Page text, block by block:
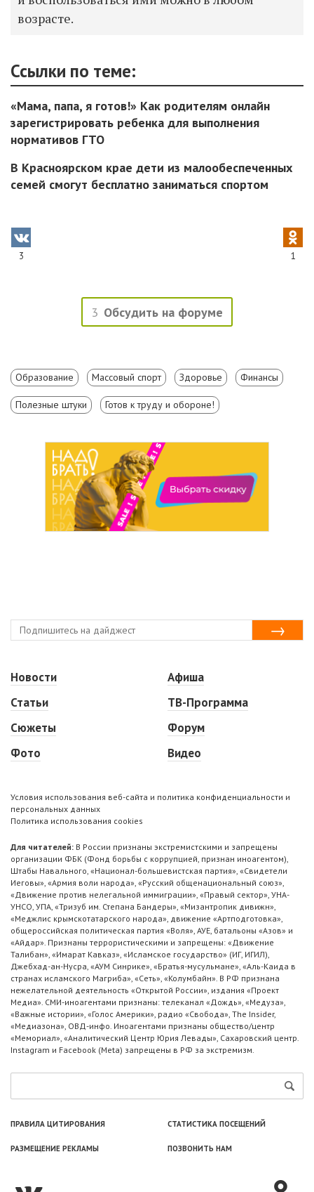
возрасте.
Ссылки по теме:
«Мама, папа, я готов!» Как родителям онлайн
зарегистрировать ребенка для выполнения
нормативов ГТО
В Красноярском крае дети из малообеспеченных
семей смогут бесплатно заниматься спортом
3 1
3 Обсудить на форуме
Образование Массовый спорт Здоровье Финансы
Полезные штуки Готов к труду и обороне!
Новости
Статьи
Сюжеты
Фото
Афиша
ТВ-Программа
Форум
Видео
Условия использования веб-сайта и политика конфиденциальности и
персональных данных
Политика использования cookies
Для читателей: В России признаны экстремистскими и запрещены
организации ФБК (Фонд борьбы с коррупцией, признан иноагентом),
Штабы Навального, «Национал-большевистская партия», «Свидетели
Иеговы», «Армия воли народа», «Русский общенациональный союз»,
«Движение против нелегальной иммиграции», «Правый сектор», УНА-
УНСО, УПА, «Тризуб им. Степана Бандеры», «Мизантропик дивижн»,
«Меджлис крымскотатарского народа», движение «Артподготовка»,
общероссийская политическая партия «Воля», АУЕ, батальоны «Азов» и
«Айдар». Признаны террористическими и запрещены: «Движение
Талибан», «Имарат Кавказ», «Исламское государство» (ИГ, ИГИЛ),
Джебхад-ан-Нусра, «АУМ Синрике», «Братья-мусульмане», «Аль-Каида в
странах исламского Магриба», «Сеть», «Колумбайн». В РФ признана
нежелательной деятельность «Открытой России», издания «Проект
Медиа». СМИ-иноагентами признаны: телеканал «Дождь», «Медуза»,
«Важные истории», «Голос Америки», радио «Свобода», The Insider,
«Медиазона», ОВД-инфо. Иноагентами признаны общество/центр
«Мемориал», «Аналитический Центр Юрия Левады», Сахаровский центр.
Instagram и Facebook (Metа) запрещены в РФ за экстремизм.
ПРАВИЛА ЦИТИРОВАНИЯ СТАТИСТИКА ПОСЕЩЕНИЙ
РАЗМЕЩЕНИЕ РЕКЛАМЫ ПОЗВОНИТЬ НАМ